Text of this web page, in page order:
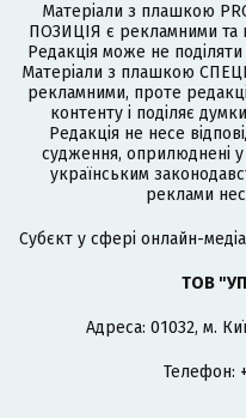
Матеріали з плашкою
ПОЗИЦІЯ є рекламними та
Редакція може не
Матеріали з плашкою
рекламними, проте
контенту і поділяє
Редакція не несе
судження, оприлюднені у
українським
реклами
Cубєкт у сфері онлайн-
ТОВ
Адреса: 01032, м.
Телефон: